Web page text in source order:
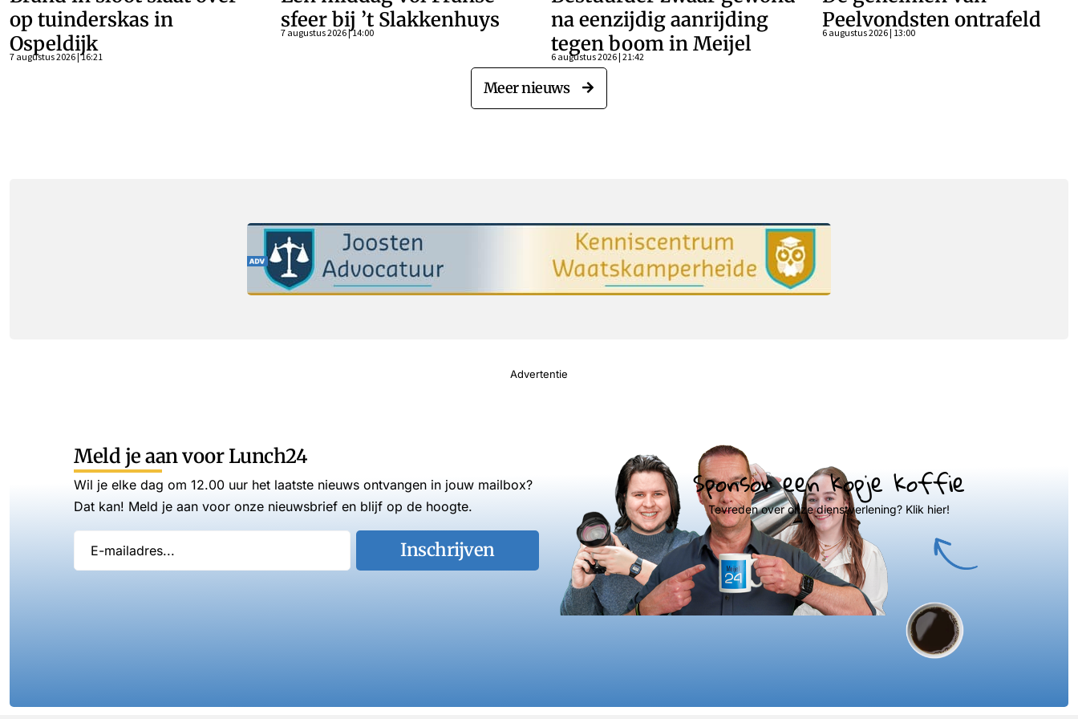
op tuinderskas in
Ospeldijk
7 augustus 2026 | 16:21
sfeer bij ’t Slakkenhuys
7 augustus 2026 | 14:00
na eenzijdig aanrijding
tegen boom in Meijel
6 augustus 2026 | 21:42
Peelvondsten ontrafeld
6 augustus 2026 | 13:00
Meer nieuws
Advertentie
Meld je aan voor Lunch24
Wil je elke dag om 12.00 uur het laatste nieuws ontvangen in jouw mailbox?
Dat kan! Meld je aan voor onze nieuwsbrief en blijf op de hoogte.
Inschrijven
Sponsor een kopje koffie
Tevreden over onze dienstverlening? Klik hier!